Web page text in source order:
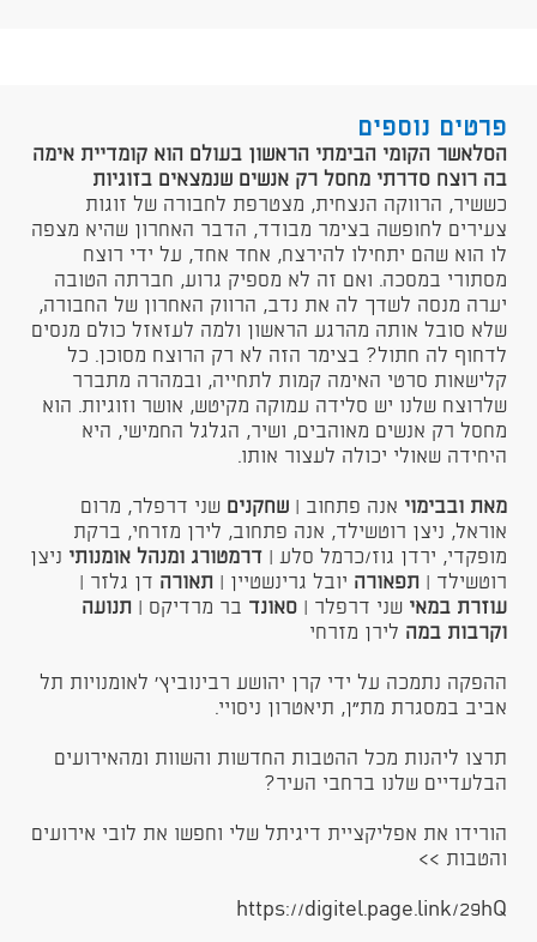
פרטים נוספים
הסלאשר הקומי הבימתי הראשון בעולם הוא קומדיית אימה
בה רוצח סדרתי מחסל רק אנשים שנמצאים בזוגיות
כששיר, הרווקה הנצחית, מצטרפת לחבורה של זוגות
צעירים לחופשה בצימר מבודד, הדבר האחרון שהיא מצפה
לו הוא שהם יתחילו להירצח, אחד אחד, על ידי רוצח
מסתורי במסכה. ואם זה לא מספיק גרוע, חברתה הטובה
יערה מנסה לשדך לה את נדב, הרווק האחרון של החבורה,
שלא סובל אותה מהרגע הראשון ולמה לעזאזל כולם מנסים
לדחוף לה חתול? בצימר הזה לא רק הרוצח מסוכן. כל
קלישאות סרטי האימה קמות לתחייה, ובמהרה מתברר
שלרוצח שלנו יש סלידה עמוקה מקיטש, אושר וזוגיות. הוא
מחסל רק אנשים מאוהבים, ושיר, הגלגל החמישי, היא
היחידה שאולי יכולה לעצור אותו.
מאת ובבימוי אנה פתחוב | שחקנים שני דרפלר, מרום
אוראל, ניצן רוטשילד, אנה פתחוב, לירן מזרחי, ברקת
מופקדי, ירדן גוז/כרמל סלע | דרמטורג ומנהל אומנותי ניצן
רוטשילד | תפאורה יובל גרינשטיין | תאורה דן גלזר |
עוזרת במאי שני דרפלר | סאונד בר מרדיקס | תנועה
וקרבות במה לירן מזרחי
ההפקה נתמכה על ידי קרן יהושע רבינוביץ' לאומנויות תל
אביב במסגרת מת״ן, תיאטרון ניסויי.​
תרצו ליהנות מכל ההטבות החדשות והשוות ומהאירועים
הבלעדיים שלנו ברחבי העיר?
הורידו את אפליקציית דיגיתל שלי וחפשו את לובי אירועים
והטבות >>
https://digitel.page.link/29hQ​​​